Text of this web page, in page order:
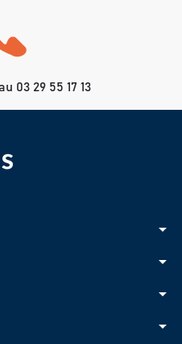
03 29 55 17 13
arrow_drop_down
arrow_drop_down
arrow_drop_down
arrow_drop_down